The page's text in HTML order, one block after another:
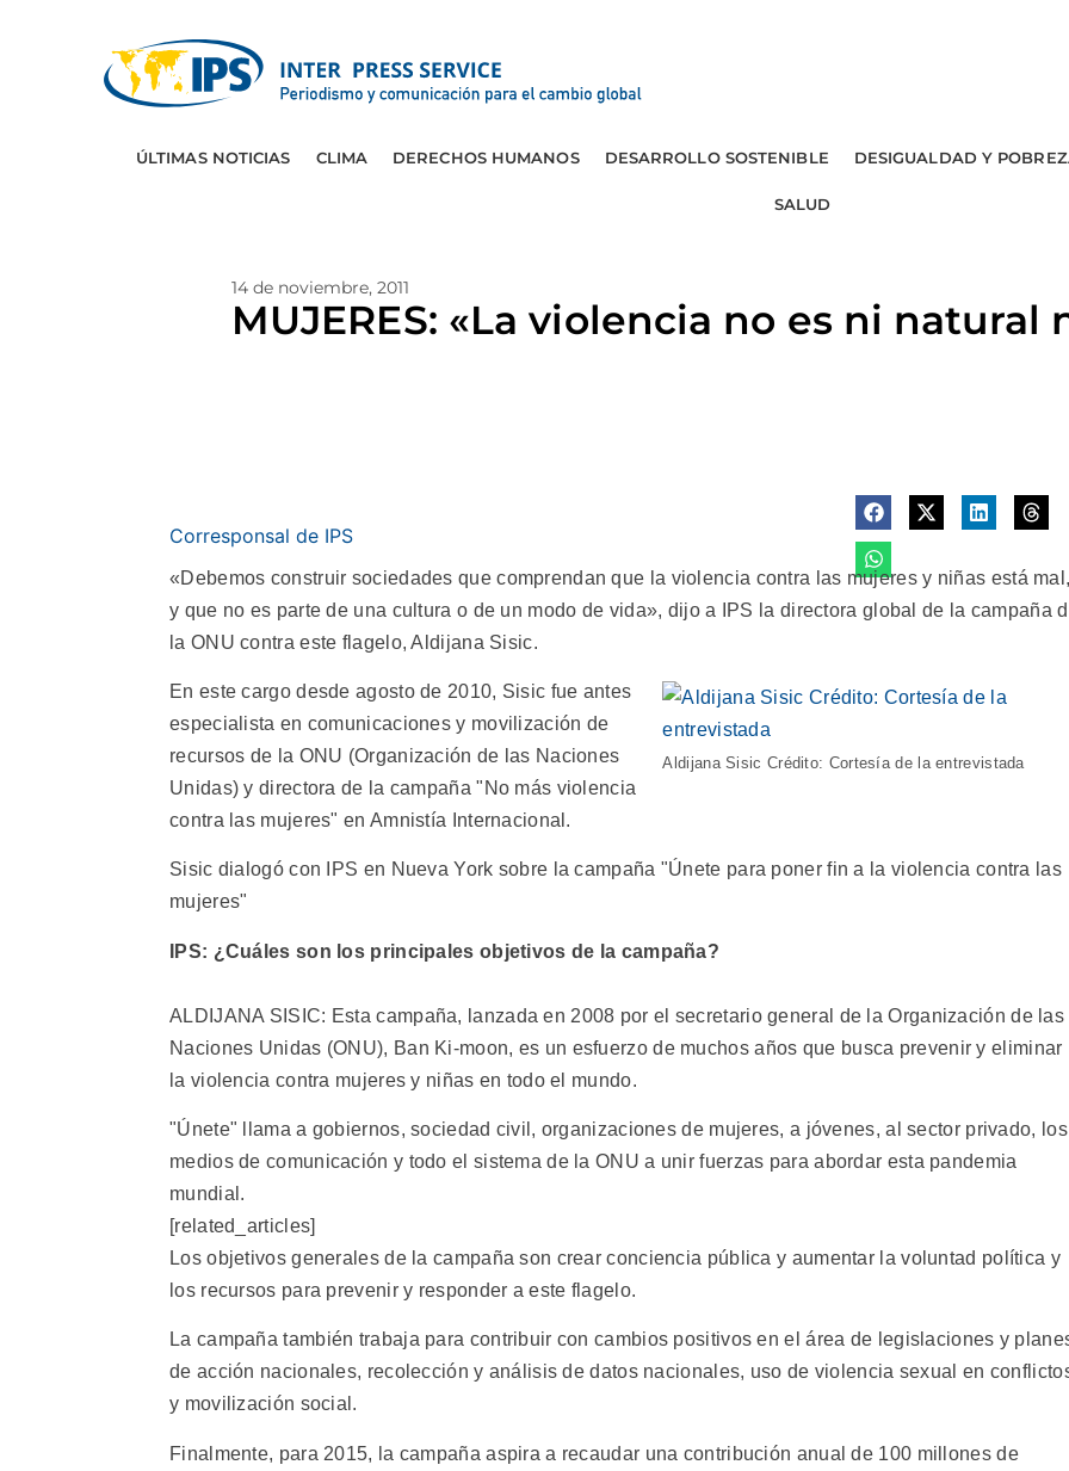
ÚLTIMAS NOTICIAS CLIMA DERECHOS HUMANOS DESARROLLO SOSTENIBLE DESIGUALDAD Y
SALUD
14 de noviembre, 2011
MUJERES: «La violencia no es ni natural
Corresponsal de IPS
«Debemos construir sociedades que comprendan que la violencia contra las mujeres y niñas está
y que no es parte de una cultura o de un modo de vida», dijo a IPS la directora global de la campaña
la ONU contra este flagelo, Aldijana Sisic.
Aldijana Sisic Crédito: Cortesía de la entrevistada
En este cargo desde agosto de 2010, Sisic fue antes
especialista en comunicaciones y movilización de
recursos de la ONU (Organización de las Naciones
Unidas) y directora de la campaña "No más violencia
contra las mujeres" en Amnistía Internacional.
Sisic dialogó con IPS en Nueva York sobre la campaña "Únete para poner fin a la violencia contra las
mujeres"
IPS: ¿Cuáles son los principales objetivos de la campaña?
ALDIJANA SISIC: Esta campaña, lanzada en 2008 por el secretario general de la Organización de las
Naciones Unidas (ONU), Ban Ki-moon, es un esfuerzo de muchos años que busca prevenir y eliminar
la violencia contra mujeres y niñas en todo el mundo.
"Únete" llama a gobiernos, sociedad civil, organizaciones de mujeres, a jóvenes, al sector privado, los
medios de comunicación y todo el sistema de la ONU a unir fuerzas para abordar esta pandemia
mundial.
[related_articles]
Los objetivos generales de la campaña son crear conciencia pública y aumentar la voluntad política y
los recursos para prevenir y responder a este flagelo.
La campaña también trabaja para contribuir con cambios positivos en el área de legislaciones y
de acción nacionales, recolección y análisis de datos nacionales, uso de violencia sexual en
y movilización social.
Finalmente, para 2015, la campaña aspira a recaudar una contribución anual de 100 millones de